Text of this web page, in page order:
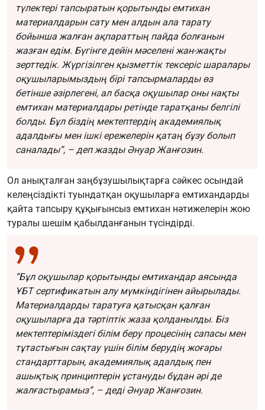
түлектері тапсыратын қорытынды емтихан
материалдарын сату мен алдын ала тарату
бойынша жалған ақпараттың пайда болғанын
жазған едім. Бүгінге дейін мәселені жан-жақты
зерттедік. Жүргізілген қызметтік тексеріс шаралары
оқушыларымыздың бірі тапсырмаларды өз
бетінше әзірлегені, ал басқа оқушылар оны нақты
емтихан материалдары ретінде таратқаны белгілі
болды. Бұл біздің мектептердің академиялық
адалдығы мен ішкі ережелерін қатаң бұзу болып
саналады”, – деп жазды Әнуар Жанғозин.
Ол анықталған заңбұзушылықтарға сәйкес осындай
келеңсіздікті туындатқан оқушыларға емтихандарды
қайта тапсыру құқығынсыз емтихан нәтижелерін жою
туралы шешім қабылданғанын түсіндірді.
“Бұл оқушылар қорытынды емтихандар аясында
ҰБТ сертификатын алу мүмкіндігінен айырылады.
Материалдарды таратуға қатысқан қалған
оқушыларға да тәртіптік жаза қолданылды. Біз
мектептеріміздегі білім беру процесінің сапасы мен
тұтастығын сақтау үшін білім берудің жоғары
стандарттарын, академиялық адалдық пен
ашықтық принциптерін ұстануды бұдан әрі де
жалғастырамыз”, – деді Әнуар Жанғозин.